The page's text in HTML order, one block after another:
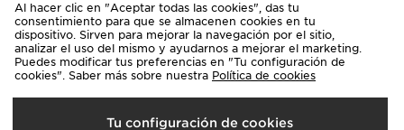
Selecciona País
España
Al hacer clic en "Aceptar todas las cookies", das tu
consentimiento para que se almacenen cookies en tu
dispositivo. Sirven para mejorar la navegación por el sitio,
analizar el uso del mismo y ayudarnos a mejorar el marketing.
Puedes modificar tus preferencias en "Tu configuración de
cookies". Saber más sobre nuestra Política de cookies
Tu configuración de cookies